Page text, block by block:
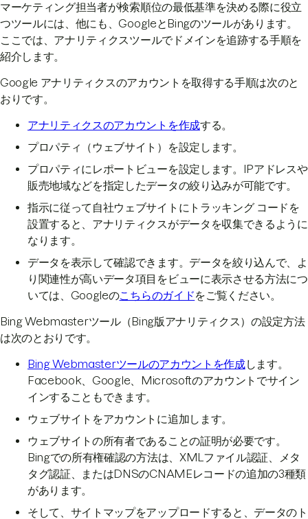
マーケティング担当者が検索順位の最低基準を決める際に役立
つツールには、他にも、GoogleとBingのツールがあります。
ここでは、アナリティクスツールでドメインを追跡する手順を
紹介します。
Google アナリティクスのアカウントを取得する手順は次のと
おりです。
アナリティクスのアカウントを作成する。
プロパティ（ウェブサイト）を設定します。
プロパティにレポートビューを設定します。IPアドレスや
販売地域などを指定したデータの絞り込みが可能です。
指示に従って自社ウェブサイトにトラッキング コードを
設置すると、アナリティクスがデータを収集できるように
なります。
データを表示して確認できます。データを絞り込んで、よ
り関連性が高いデータ項目をビューに表示させる方法につ
いては、Googleのこちらのガイドをご覧ください。
Bing Webmasterツール（Bing版アナリティクス）の設定方法
は次のとおりです。
Bing Webmasterツールのアカウントを作成します。
Facebook、Google、Microsoftのアカウントでサイン
インすることもできます。
ウェブサイトをアカウントに追加します。
ウェブサイトの所有者であることの証明が必要です。
Bingでの所有権確認の方法は、XMLファイル認証、メタ
タグ認証、またはDNSのCNAMEレコードの追加の3種類
があります。
そして、サイトマップをアップロードすると、データのト